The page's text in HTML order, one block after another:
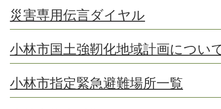
災害専用伝言ダイヤル
小林市国土強靭化地域計画につい
小林市指定緊急避難場所一覧